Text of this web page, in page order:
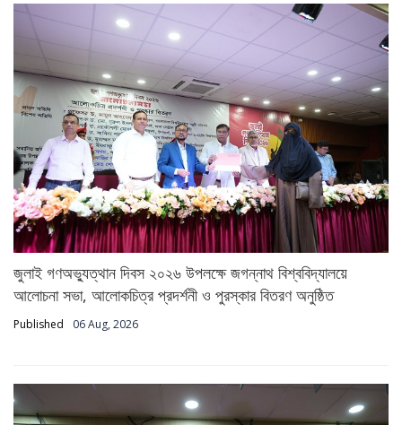
জুলাই গণঅভ্যুত্থান দিবস ২০২৬ উপলক্ষে জগন্নাথ বিশ্ববিদ্যালয়ে
আলোচনা সভা, আলোকচিত্র প্রদর্শনী ও পুরস্কার বিতরণ অনুষ্ঠিত
Published 06 Aug, 2026